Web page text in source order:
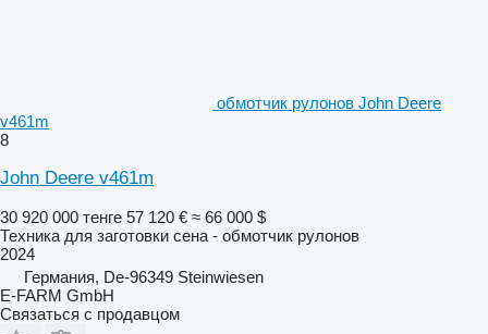
обмотчик рулонов John Deere
v461m
8
John Deere v461m
30 920 000 тенге 57 120 € ≈ 66 000 $
Техника для заготовки сена - обмотчик рулонов
2024
Германия, De-96349 Steinwiesen
E-FARM GmbH
Связаться с продавцом